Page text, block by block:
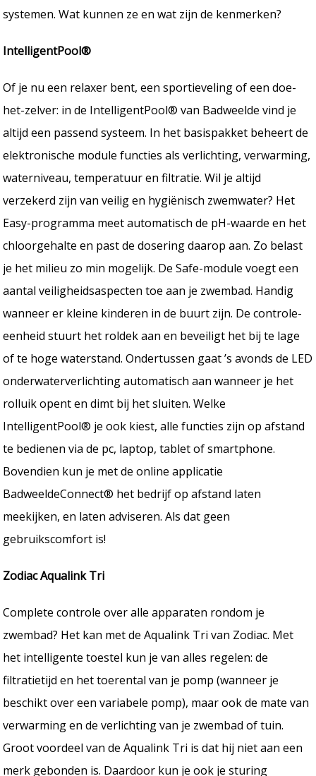
systemen. Wat kunnen ze en wat zijn de kenmerken?
IntelligentPool®
Of je nu een relaxer bent, een sportieveling of een doe-
het-zelver: in de IntelligentPool® van Badweelde vind je
altijd een passend systeem. In het basispakket beheert de
elektronische module functies als verlichting, verwarming,
waterniveau, temperatuur en filtratie. Wil je altijd
verzekerd zijn van veilig en hygiënisch zwemwater? Het
Easy-programma meet automatisch de pH-waarde en het
chloorgehalte en past de dosering daarop aan. Zo belast
je het milieu zo min mogelijk. De Safe-module voegt een
aantal veiligheidsaspecten toe aan je zwembad. Handig
wanneer er kleine kinderen in de buurt zijn. De controle-
eenheid stuurt het roldek aan en beveiligt het bij te lage
of te hoge waterstand. Ondertussen gaat ’s avonds de LED
onderwaterverlichting automatisch aan wanneer je het
rolluik opent en dimt bij het sluiten. Welke
IntelligentPool® je ook kiest, alle functies zijn op afstand
te bedienen via de pc, laptop, tablet of smartphone.
Bovendien kun je met de online applicatie
BadweeldeConnect® het bedrijf op afstand laten
meekijken, en laten adviseren. Als dat geen
gebruikscomfort is!
Zodiac Aqualink Tri
Complete controle over alle apparaten rondom je
zwembad? Het kan met de Aqualink Tri van Zodiac. Met
het intelligente toestel kun je van alles regelen: de
filtratietijd en het toerental van je pomp (wanneer je
beschikt over een variabele pomp), maar ook de mate van
verwarming en de verlichting van je zwembad of tuin.
Groot voordeel van de Aqualink Tri is dat hij niet aan een
merk gebonden is. Daardoor kun je ook je sturing